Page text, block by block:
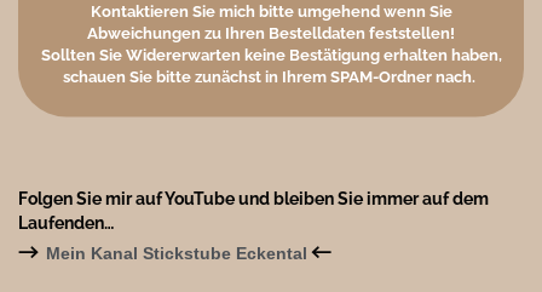
Kontaktieren Sie mich bitte umgehend wenn Sie
Abweichungen zu Ihren Bestelldaten feststellen!
Sollten Sie Widererwarten keine Bestätigung erhalten haben,
schauen Sie bitte zunächst in Ihrem SPAM-Ordner nach.
Folgen Sie mir auf YouTube und bleiben Sie immer auf dem
Laufenden…
→ Mein Kanal Stickstube Eckental ←